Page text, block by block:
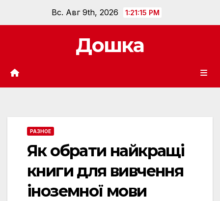
Вс. Авг 9th, 2026 1:21:17 PM
Дошка
РАЗНОЕ
Як обрати найкращі
книги для вивчення
іноземної мови